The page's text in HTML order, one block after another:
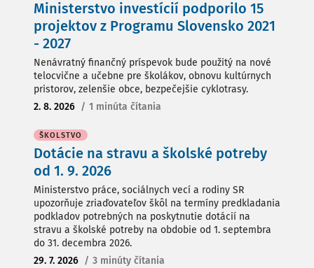
Ministerstvo investícií podporilo 15
projektov z Programu Slovensko 2021
- 2027
Nenávratný finančný príspevok bude použitý na nové
telocvične a učebne pre školákov, obnovu kultúrnych
pristorov, zelenšie obce, bezpečejšie cyklotrasy.
2. 8. 2026 / 1 minúta čítania
ŠKOLSTVO
Dotácie na stravu a školské potreby
od 1. 9. 2026
Ministerstvo práce, sociálnych vecí a rodiny SR
upozorňuje zriaďovateľov škôl na termíny predkladania
podkladov potrebných na poskytnutie dotácií na
stravu a školské potreby na obdobie od 1. septembra
do 31. decembra 2026.
29. 7. 2026 / 3 minúty čítania